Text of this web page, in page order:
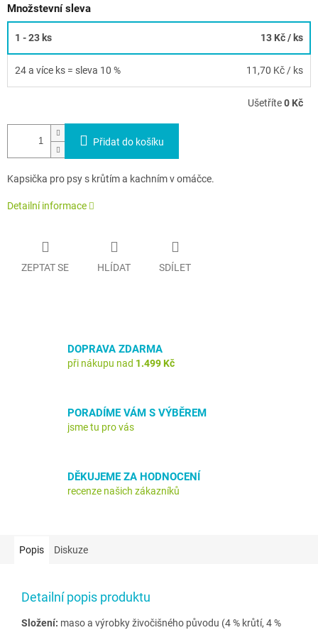
Množstevní sleva
1 - 23 ks 13 Kč/ ks
24 a více ks = sleva 10 % 11,70 Kč / ks
Ušetříte0 Kč
Přidat do košíku
Kapsička pro psy s krůtím a kachním v omáčce.
Detailní informace
ZEPTAT SE HLÍDAT SDÍLET
DOPRAVA ZDARMA
při nákupu nad 1.499 Kč
PORADÍME VÁM S VÝBĚREM
jsme tu pro vás
DĚKUJEME ZA HODNOCENÍ
recenze našich zákazníků
Popis Diskuze
Detailní popis produktu
Složení: maso a výrobky živočišného původu (4 % krůtí, 4 %